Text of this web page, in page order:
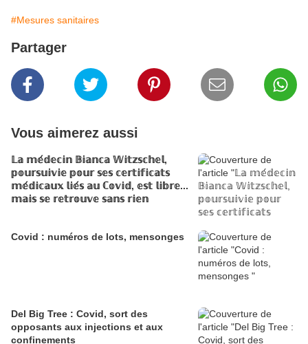
#Mesures sanitaires
Partager
Vous aimerez aussi
𝕃𝕒 𝕞𝕖́𝕕𝕖𝕔𝕚𝕟 𝔹𝕚𝕒𝕟𝕔𝕒 𝕎𝕚𝕥𝕫𝕤𝕔𝕙𝕖𝕝,
𝕡𝕠𝕦𝕣𝕤𝕦𝕚𝕧𝕚𝕖 𝕡𝕠𝕦𝕣 𝕤𝕖𝕤 𝕔𝕖𝕣𝕥𝕚𝕗𝕚𝕔𝕒𝕥𝕤
𝕞𝕖́𝕕𝕚𝕔𝕒𝕦𝕩 𝕝𝕚𝕖́𝕤 𝕒𝕦 ℂ𝕠𝕧𝕚𝕕, 𝕖𝕤𝕥 𝕝𝕚𝕓𝕣𝕖...
𝕞𝕒𝕚𝕤 𝕤𝕖 𝕣𝕖𝕥𝕣𝕠𝕦𝕧𝕖 𝕤𝕒𝕟𝕤 𝕣𝕚𝕖𝕟
Covid : numéros de lots, mensonges
Del Big Tree : Covid, sort des
opposants aux injections et aux
confinements